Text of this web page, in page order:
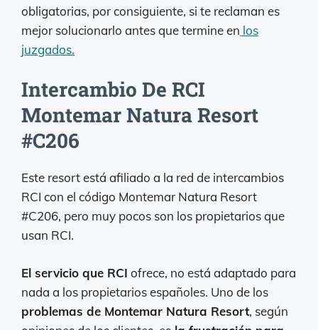
obligatorias, por consiguiente, si te reclaman es
mejor solucionarlo antes que termine en los
juzgados.
Intercambio De RCI
Montemar Natura Resort
#C206
Este resort está afiliado a la red de intercambios
RCI con el código Montemar Natura Resort
#C206, pero muy pocos son los propietarios que
usan RCI.
El servicio que RCI ofrece, no está adaptado para
nada a los propietarios españoles. Uno de los
problemas de Montemar Natura Resort, según